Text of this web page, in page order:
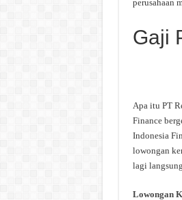
perusahaan
Gaji
Apa itu PT
Finance
Indonesia
lowongan
lagi
Lowongan